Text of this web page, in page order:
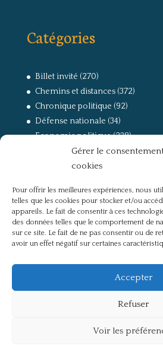
Gérer le
cookies
Pour offrir les meilleures expériences, nous
telles que les cookies pour stocker et/ou
appareils. Le fait de consentir à ces
des données telles que le comportement de
sur ce site. Le fait de ne pas consentir ou de
avoir un effet négatif sur certaines
Accepter
Refuser
Voir les
Catégories
Billet invité (270)
Chemins et distances(372)
Chronique politique (92)
Défense nationale (34)
Economie politique(238)
(168)
La guerre, la Résistance et la
Non classé(42)
Partis politiques, intelligentsia,
Présentation(4)
Références(57)